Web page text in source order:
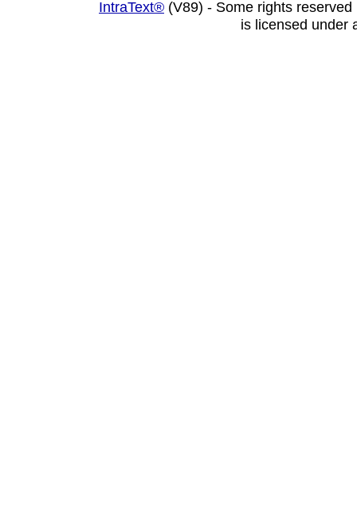
IntraText® (V89) - Some rights
is licensed under